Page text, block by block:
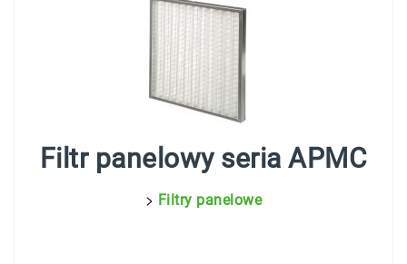
Filtr panelowy seria APMC
> Filtry panelowe